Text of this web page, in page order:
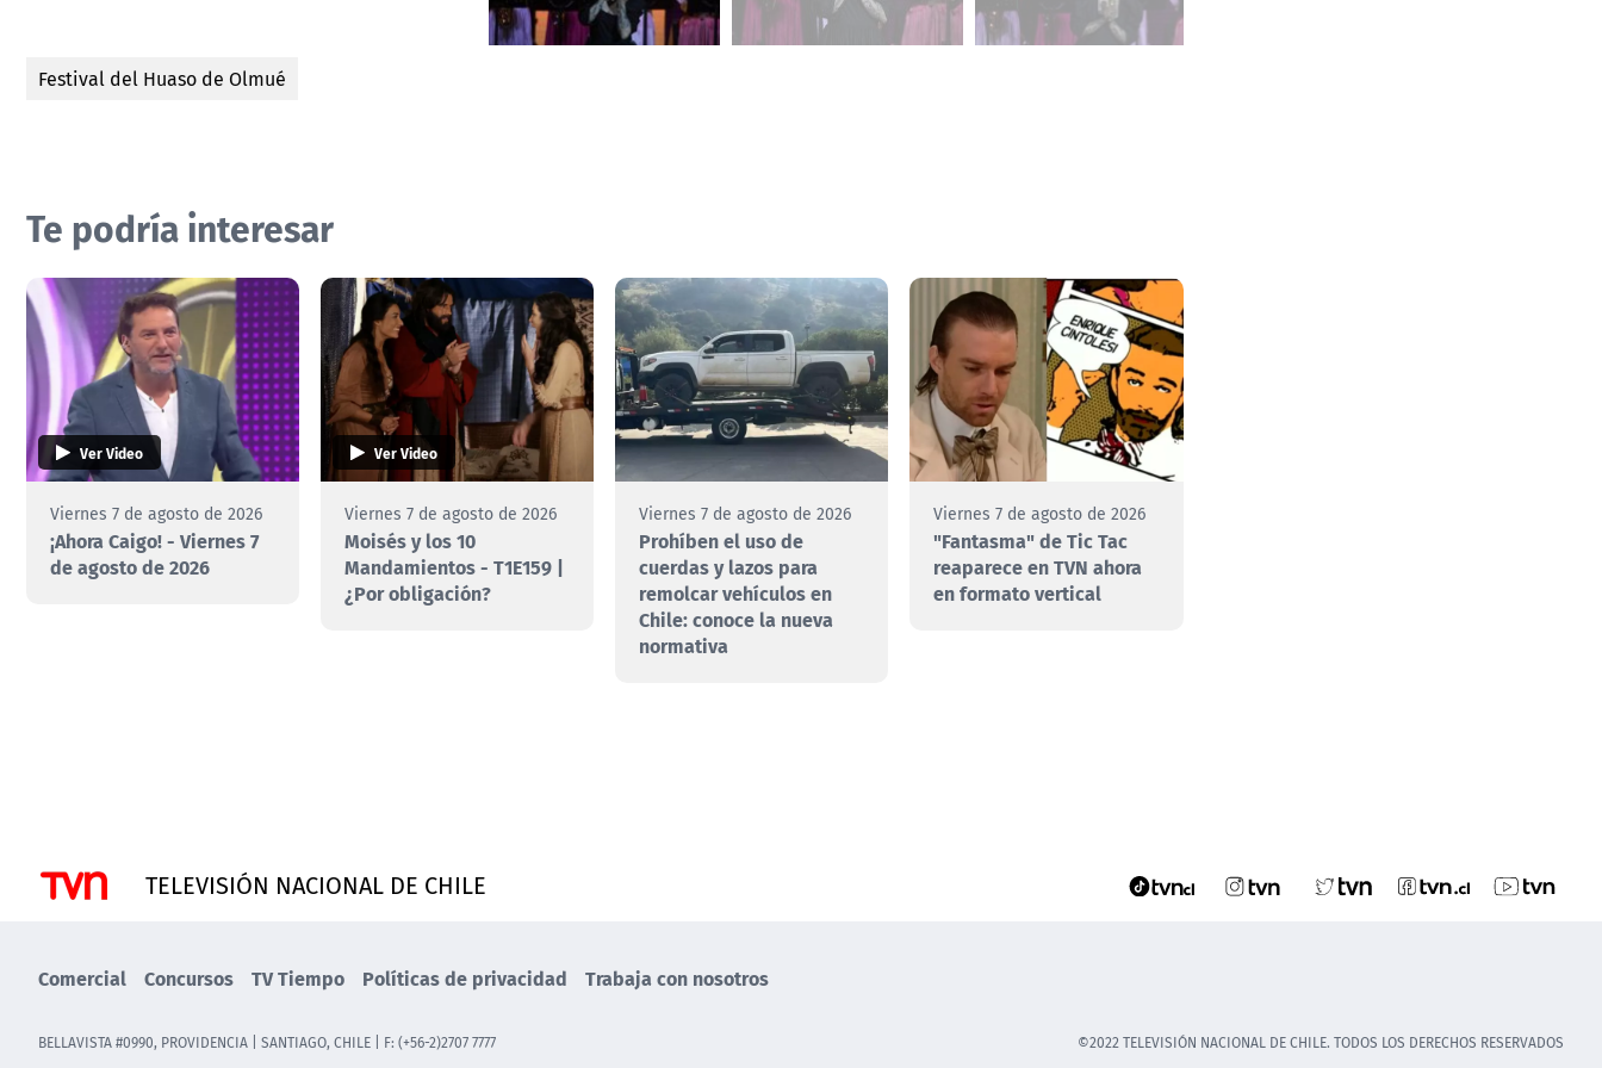
Festival del Huaso de Olmué
Te podría interesar
Ver Video
Viernes 7 de agosto de 2026
¡Ahora Caigo! - Viernes 7
de agosto de 2026
Ver Video
Viernes 7 de agosto de 2026
Moisés y los 10
Mandamientos - T1E159 |
¿Por obligación?
Viernes 7 de agosto de 2026
Prohíben el uso de
cuerdas y lazos para
remolcar vehículos en
Chile: conoce la nueva
normativa
Viernes 7 de agosto de 2026
"Fantasma" de Tic Tac
reaparece en TVN ahora
en formato vertical
TELEVISIÓN NACIONAL DE CHILE
Comercial Concursos TV Tiempo Políticas de privacidad Trabaja con nosotros
BELLAVISTA #0990, PROVIDENCIA | SANTIAGO, CHILE | F: (+56-2)2707 7777 ©2022 TELEVISIÓN NACIONAL DE CHILE. TODOS LOS DERECHOS RESERVADOS